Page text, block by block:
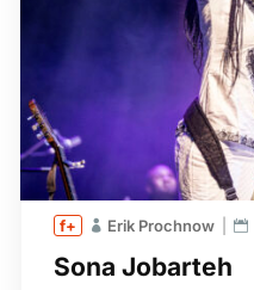
Sona Jobarteh
Erik Prochnow